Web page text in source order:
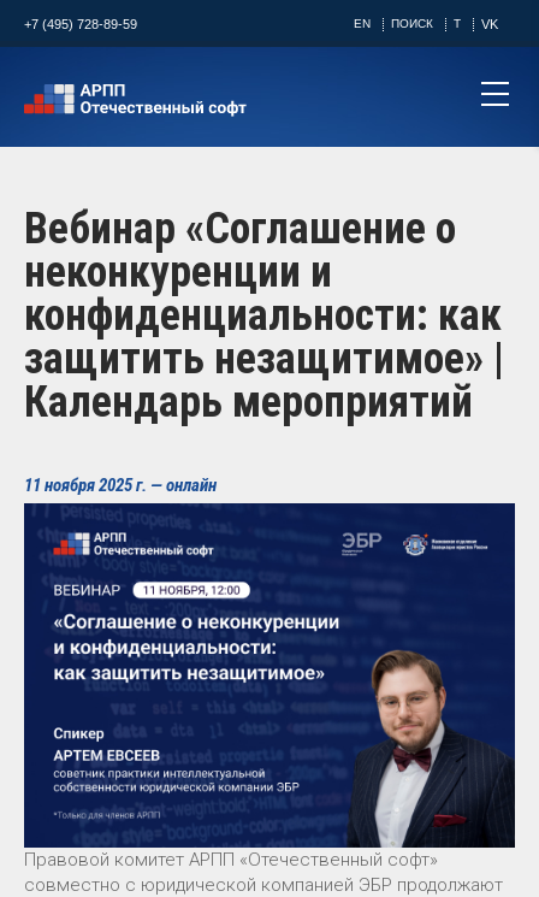
+7 (495) 728-89-59 EN ПОИСК T VK
Вебинар «Соглашение о
неконкуренции и
конфиденциальности: как
защитить незащитимое» |
Календарь мероприятий
11 ноября 2025 г. — онлайн
Правовой комитет АРПП «Отечественный софт»
совместно с юридической компанией ЭБР продолжают